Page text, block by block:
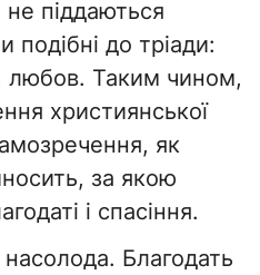
піддаються
до тріади:
любов. Таким чином,
християнської
як
за якою
і спасіння.
Благодать